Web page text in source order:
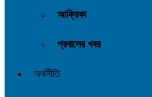
আফ্রিকা
প্রবাসের খবর
অর্থনীতি